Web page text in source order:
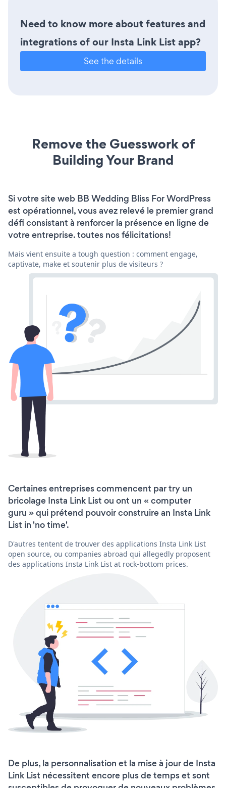
Need to know more about features and
integrations of our Insta Link List app?
See the details
Remove the Guesswork of
Building Your Brand
Si votre site web BB Wedding Bliss For WordPress
est opérationnel, vous avez relevé le premier grand
défi consistant à renforcer la présence en ligne de
votre entreprise. toutes nos félicitations!
Mais vient ensuite a tough question : comment engage,
captivate, make et soutenir plus de visiteurs ?
Certaines entreprises commencent par try un
bricolage Insta Link List ou ont un « computer
guru » qui prétend pouvoir construire an Insta Link
List in 'no time'.
D'autres tentent de trouver des applications Insta Link List
open source, ou companies abroad qui allegedly proposent
des applications Insta Link List at rock-bottom prices.
De plus, la personnalisation et la mise à jour de Insta
Link List nécessitent encore plus de temps et sont